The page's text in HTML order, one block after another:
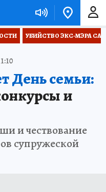
УБИЙСТВО ЭКС-МЭРА
День семьи:
и
и чествование
супружеской